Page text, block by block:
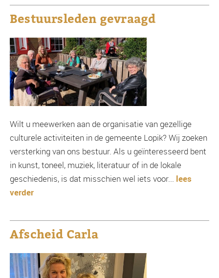
Bestuursleden gevraagd
Wilt u meewerken aan de organisatie van gezellige
culturele activiteiten in de gemeente Lopik? Wij zoeken
versterking van ons bestuur. Als u geïnteresseerd bent
in kunst, toneel, muziek, literatuur of in de lokale
geschiedenis, is dat misschien wel iets voor... lees
verder
Afscheid Carla